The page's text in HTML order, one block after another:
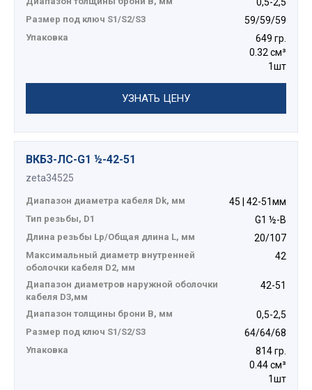
Размер под ключ S1/S2/S3 59/59/59
Упаковка
649 гр.
0.32 см³
1шт
УЗНАТЬ ЦЕНУ
ВКБ3-ЛС-G1 ½-42-51
zeta34525
Диапазон диаметра кабеля Dk, мм 45 | 42-51мм
Тип резьбы, D1 G1 ½-B
Длина резьбы Lp/Общая длина L, мм 20/107
Максимальный диаметр внутренней
оболочки кабеля D2, мм
42
Диапазон диаметров наружной оболочки
кабеля D3,мм
42-51
Диапазон толщины брони В, мм 0,5-2,5
Размер под ключ S1/S2/S3 64/64/68
Упаковка
814 гр.
0.44 см³
1шт